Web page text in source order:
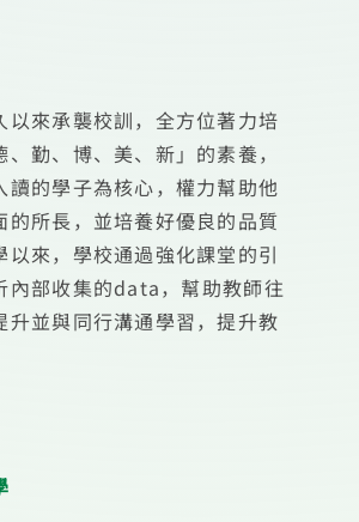
以來承襲校訓，全方位著力培
勤、博、美、新」的素養，
讀的學子為核心，權力幫助他
的所長，並培養好優良的品質
以來，學校通過強化課堂的引
內部收集的data，幫助教師往
升並與同行溝通學習，提升教